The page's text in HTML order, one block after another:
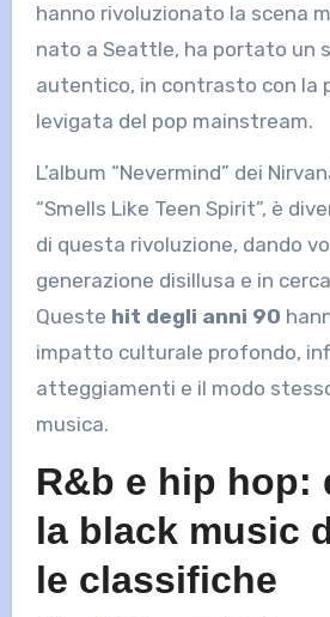
hanno rivoluzionato la scena
nato a Seattle, ha portato un
autentico, in contrasto con la
levigata del pop mainstream.
L’album “Nevermind” dei
“Smells Like Teen Spirit”, è
di questa rivoluzione, dando
generazione disillusa e in
Queste hit degli anni 90
impatto culturale profondo,
atteggiamenti e il modo
musica.
R&b e hip hop:
la black music
le classifiche